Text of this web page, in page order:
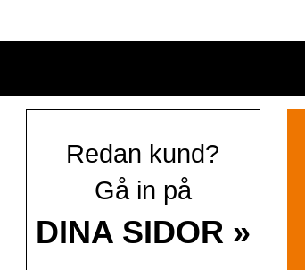
Redan kund?
Gå in på
DINA SIDOR »